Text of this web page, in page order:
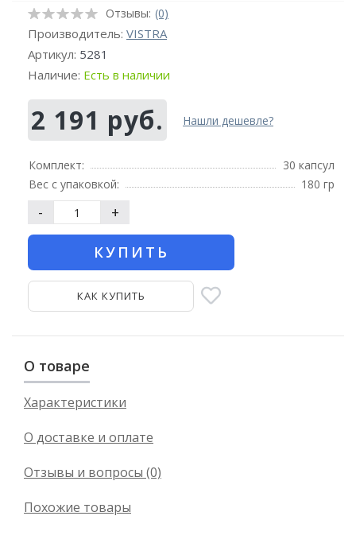
Отзывы: (0)
Производитель: VISTRA
Артикул: 5281
Наличие: Есть в наличии
2 191 руб. Нашли дешевле?
Комплект:
30 капсул
Вес с упаковкой:
180 гр
- +
КУПИТЬ
КАК КУПИТЬ
О товаре
Характеристики
О доставке и оплате
Отзывы и вопросы (0)
Похожие товары